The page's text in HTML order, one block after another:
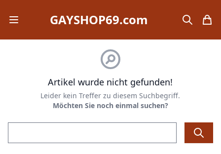
Open mobile menuGAYSHOP69.com search
Artikel wurde nicht gefunden!
Leider kein Treffer zu diesem Suchbegriff.
Möchten Sie noch einmal suchen?